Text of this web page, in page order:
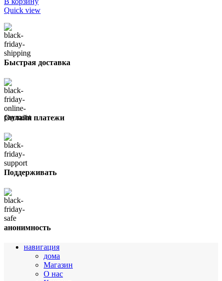
Quick view
Быстрая доставка
Онлайн платежи
Поддерживать
анонимность
навигация
дома
Магазин
О нас